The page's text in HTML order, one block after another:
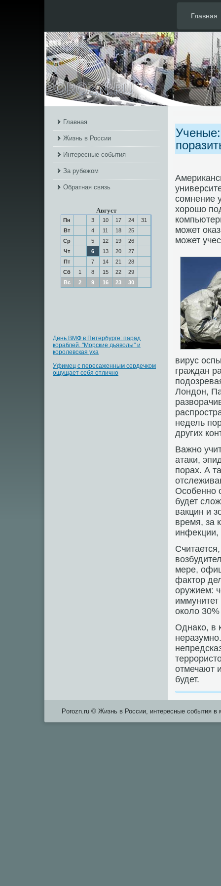
Главная
Главная
Жизнь в России
Интересные события
За рубежом
Обратная связь
Август
Пн 3 10 17 24
31
Вт
4 11 18
25
Ср
5 12 19
26
Чт
6 13 20
27
Пт
7 14 21
28
Сб
1 8 15 22
29
Вс
2 9 16 23 30
День ВМФ в Петербурге: парад
кораблей, "Морские дьяволы" и
королевская уха
Уфимец с пересаженным сердечком
ощущает себя отлично
сомнение
хорошо
может
может
вирус
граждан
Лондон,
недель
других
Важно
атаки,
порах. А
Особенно
будет
вакцин и
время, за
инфекции,
мере,
фактор
оружием:
около
Однако, в
отмечают
будет.
Porozn.ru © Жизнь в России, интересные сοбытия в